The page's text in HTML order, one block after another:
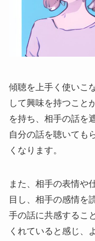
傾聴を上手く使いこ
して興味を持つこと
を持ち、相手の話を
自分の話を聴いても
くなります。
また、相手の表情や
目し、相手の感情を
手の話に共感するこ
くれていると感じ、